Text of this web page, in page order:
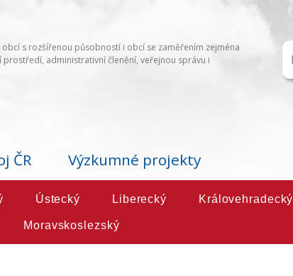
s rozšířenou působností i obcí se zaměřením zejména
administrativní členění, veřejnou správu i
ČR Výzkumné projekty
Ústecký Liberecký Královehradecký
Moravskoslezský